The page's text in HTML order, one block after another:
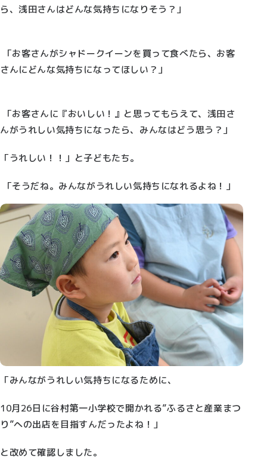
ら、浅田さんはどんな気持ちになりそう？」
「お客さんがシャドークイーンを買って食べたら、お客
さんにどんな気持ちになってほしい？」
「お客さんに『おいしい！』と思ってもらえて、浅田さ
んがうれしい気持ちになったら、みんなはどう思う？」
「うれしい！！」と子どもたち。
「そうだね。みんながうれしい気持ちになれるよね！」
「みんながうれしい気持ちになるために、
10月26日に谷村第一小学校で開かれる”ふるさと産業まつ
り”への出店を目指すんだったよね！」
と改めて確認しました。